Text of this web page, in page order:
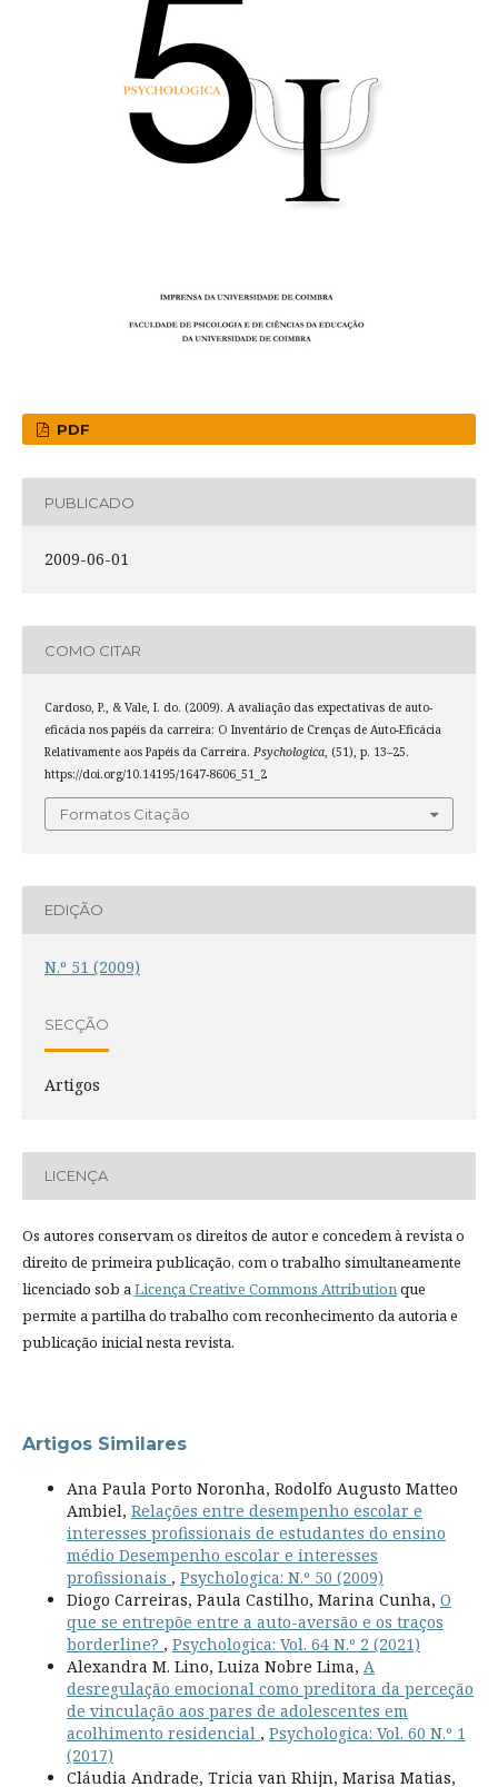
PDF
PUBLICADO
2009-06-01
COMO CITAR
Cardoso, P., & Vale, I. do. (2009). A avaliação das expectativas de auto-
eficácia nos papéis da carreira: O Inventário de Crenças de Auto-Eficácia
Relativamente aos Papéis da Carreira. Psychologica, (51), p. 13–25.
https://doi.org/10.14195/1647-8606_51_2
Formatos Citação
EDIÇÃO
N.º 51 (2009)
SECÇÃO
Artigos
LICENÇA
Os autores conservam os direitos de autor e concedem à revista o
direito de primeira publicação, com o trabalho simultaneamente
licenciado sob aLicença Creative Commons Attributionque
permite a partilha do trabalho com reconhecimento da autoria e
publicação inicial nesta revista.
Artigos Similares
Ana Paula Porto Noronha, Rodolfo Augusto Matteo
Ambiel, Relações entre desempenho escolar e
interesses profissionais de estudantes do ensino
médio Desempenho escolar e interesses
profissionais , Psychologica: N.º 50 (2009)
Diogo Carreiras, Paula Castilho, Marina Cunha, O
que se entrepõe entre a auto-aversão e os traços
borderline? , Psychologica: Vol. 64 N.º 2 (2021)
Alexandra M. Lino, Luiza Nobre Lima, A
desregulação emocional como preditora da perceção
de vinculação aos pares de adolescentes em
acolhimento residencial , Psychologica: Vol. 60 N.º 1
(2017)
Cláudia Andrade, Tricia van Rhijn, Marisa Matias,